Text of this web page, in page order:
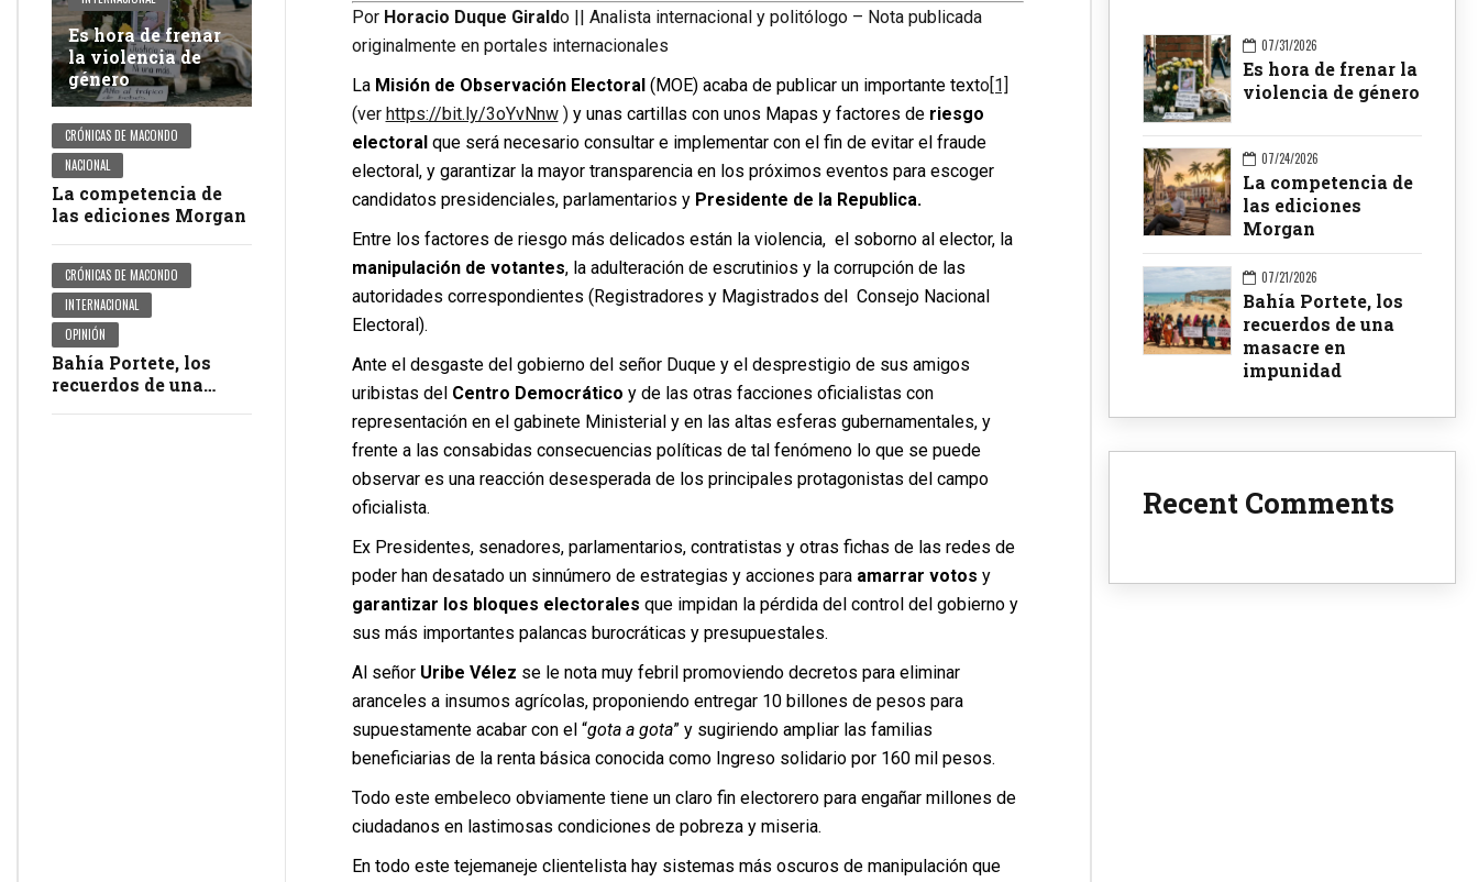
Es hora de frenar
la violencia de
género
CRÓNICAS DE MACONDO
NACIONAL
La competencia de
las ediciones Morgan
CRÓNICAS DE MACONDO
INTERNACIONAL
OPINIÓN
Bahía Portete, los
recuerdos de una
Por Horacio Duque Giraldo || Analista internacional y politólogo – Nota publicada
originalmente en portales internacionales
La Misión de Observación Electoral(MOE) acaba de publicar un importante texto[1]
(ver https://bit.ly/3oYvNnw)y unas cartillas con unos Mapas y factores de riesgo
electoralque será necesario consultar e implementar con el fin de evitar el fraude
electoral, y garantizar la mayor transparencia en los próximos eventos para escoger
candidatos presidenciales, parlamentarios y Presidente de la Republica.
Entre los factores de riesgo más delicados están la violencia, el soborno al elector, la
manipulación de votantes, la adulteración de escrutinios y la corrupción de las
autoridades correspondientes (Registradores y Magistrados del Consejo Nacional
Electoral).
Ante el desgaste del gobierno del señor Duque y el desprestigio de sus amigos
uribistas del Centro Democrático y de las otras facciones oficialistas con
representación en el gabinete Ministerial y en las altas esferas gubernamentales, y
frente a las consabidas consecuencias políticas de tal fenómeno lo que se puede
observar es una reacción desesperada de los principales protagonistas del campo
oficialista.
Ex Presidentes, senadores, parlamentarios, contratistas y otras fichas de las redes de
poder han desatado un sinnúmero de estrategias y acciones para amarrar votos y
garantizar los bloques electorales que impidan la pérdida del control del gobierno y
sus más importantes palancas burocráticas y presupuestales.
Al señor Uribe Vélez se le nota muy febril promoviendo decretos para eliminar
aranceles a insumos agrícolas, proponiendo entregar 10 billones de pesos para
supuestamente acabar con el “gota a gota” y sugiriendo ampliar las familias
beneficiarias de la renta básica conocida como Ingreso solidario por 160 mil pesos.
Todo este embeleco obviamente tiene un claro fin electorero para engañar millones de
ciudadanos en lastimosas condiciones de pobreza y miseria.
En todo este tejemaneje clientelista hay sistemas más oscuros de manipulación que
07/31/2026
Es hora de frenar la
violencia de género
07/24/2026
La competencia de
las ediciones
Morgan
07/21/2026
Bahía Portete, los
recuerdos de una
masacre en
impunidad
Recent Comments